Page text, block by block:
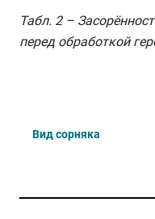
Табл. 2 –
перед обработкой
Вид сорняка